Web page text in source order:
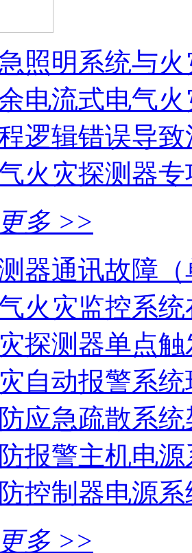
照明系统与火
电流式电气火
逻辑错误导致
火灾探测器
更多 >>
器通讯故障
火灾监控系统
探测器单点
自动报警系统
应急疏散系统
报警主机电源
控制器电源系
更多 >>